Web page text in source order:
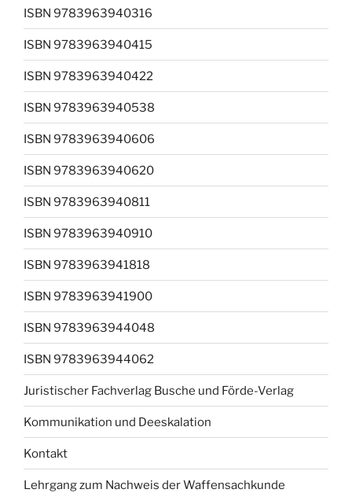
ISBN 9783963940316
ISBN 9783963940415
ISBN 9783963940422
ISBN 9783963940538
ISBN 9783963940606
ISBN 9783963940620
ISBN 9783963940811
ISBN 9783963940910
ISBN 9783963941818
ISBN 9783963941900
ISBN 9783963944048
ISBN 9783963944062
Juristischer Fachverlag Busche und Förde-Verlag
Kommunikation und Deeskalation
Kontakt
Lehrgang zum Nachweis der Waffensachkunde